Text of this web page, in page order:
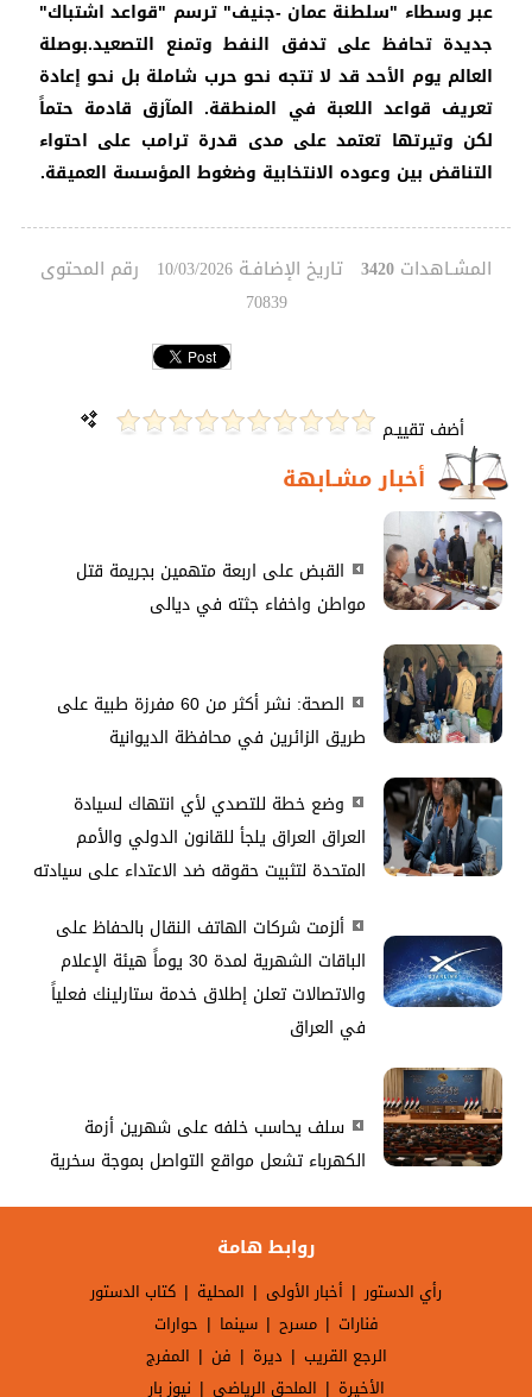
عبر وسطاء "سلطنة عمان -جنيف" ترسم "قواعد اشتباك"
جديدة تحافظ على تدفق النفط وتمنع التصعيد.بوصلة
العالم يوم الأحد قد لا تتجه نحو حرب شاملة بل نحو إعادة
تعريف قواعد اللعبة في المنطقة. المآزق قادمة حتماً
لكن وتيرتها تعتمد على مدى قدرة ترامب على احتواء
التناقض بين وعوده الانتخابية وضغوط المؤسسة العميقة.
المشـاهدات 3420 تاريخ الإضافـة 10/03/2026 رقم المحتوى
70839
أضف تقييـم
أخبار مشـابهة
القبض على اربعة متهمين بجريمة قتل
مواطن واخفاء جثته في ديالى
الصحة: نشر أكثر من 60 مفرزة طبية على
طريق الزائرين في محافظة الديوانية
وضع خطة للتصدي لأي انتهاك لسيادة
العراق العراق يلجأ للقانون الدولي والأمم
المتحدة لتثبيت حقوقه ضد الاعتداء على سيادته
ألزمت شركات الهاتف النقال بالحفاظ على
الباقات الشهرية لمدة 30 يوماً هيئة الإعلام
والاتصالات تعلن إطلاق خدمة ستارلينك فعلياً
في العراق
سلف يحاسب خلفه على شهرين أزمة
الكهرباء تشعل مواقع التواصل بموجة سخرية
روابط هامة
رأي الدستور | أخبار الأولى | المحلية | كتاب الدستور
فنارات | مسرح | سينما | حوارات
الرجع القريب | ديرة | فن | المفرج
الأخيرة | الملحق الرياضي | نيوز بار